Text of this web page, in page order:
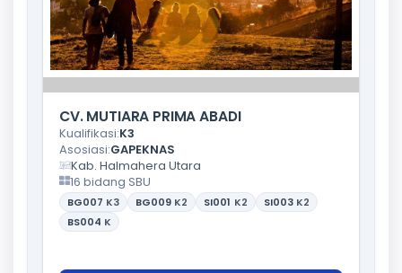
CV. MUTIARA PRIMA ABADI
Kualifikasi:K3
Asosiasi:GAPEKNAS
Kab. Halmahera Utara
16 bidang SBU
BG007 K3 BG009 K2 SI001 K2 SI003 K2
BS004 K